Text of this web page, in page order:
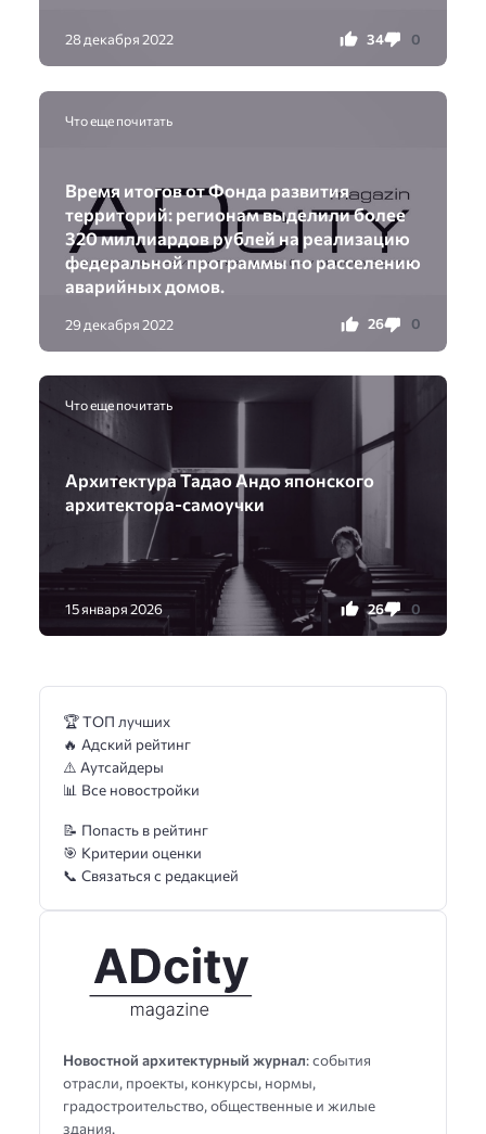
28 декабря 2022 34 0
Что еще почитать
Время итогов от Фонда развития
территорий: регионам выделили более
320 миллиардов рублей на реализацию
федеральной программы по расселению
аварийных домов.
29 декабря 2022 26 0
Что еще почитать
Архитектура Тадао Андо японского
архитектора-самоучки
15 января 2026 26 0
Новостной архитектурный журнал: события
отрасли, проекты, конкурсы, нормы,
градостроительство, общественные и жилые
здания.
🏆 ТОП лучших
🔥 Адский рейтинг
⚠️ Аутсайдеры
📊 Все новостройки
📝 Попасть в рейтинг
🎯 Критерии оценки
📞 Связаться с редакцией